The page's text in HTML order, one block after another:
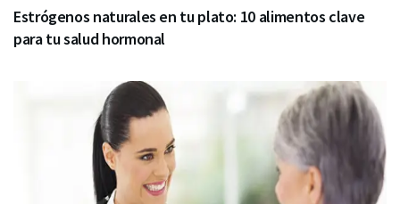
Estrógenos naturales en tu plato: 10 alimentos clave
para tu salud hormonal